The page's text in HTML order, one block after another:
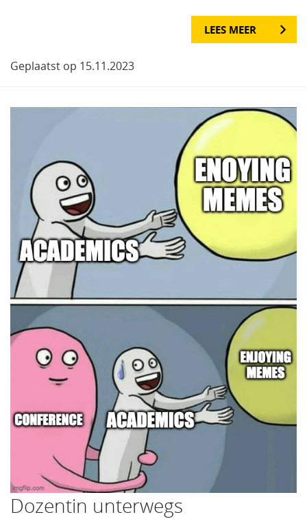
LEES MEER
Geplaatst op 15.11.2023
Dozentin unterwegs